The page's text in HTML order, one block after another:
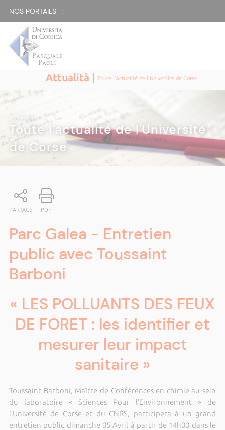
NOS PORTAILS :
Attualità |Toute l'actualité de l'Université de Corse
ATTUALITÀ|
Toute l'actualité de l'Université
de Corse
PARTAGE PDF
Parc Galea - Entretien
public avec Toussaint
Barboni
« LES POLLUANTS DES FEUX
DE FORET : les identifier et
mesurer leur impact
sanitaire »
Toussaint Barboni, Maître de Conférences en chimie au sein
du laboratoire « Sciences Pour l’Environnement » de
l’Université de Corse et du CNRS, participera à un grand
entretien public dimanche 05 Avril à partir de 14h00 dans le